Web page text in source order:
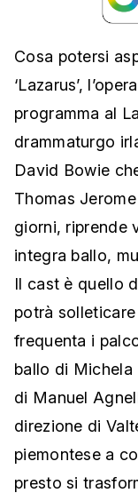
Cosa potersi
‘Lazarus’,
programma al
drammaturgo
David Bowie
Thomas
giorni, riprende
integra ballo,
Il cast è quello
potrà
frequenta i
ballo di
di Manuel
direzione di
piemontese a
presto si